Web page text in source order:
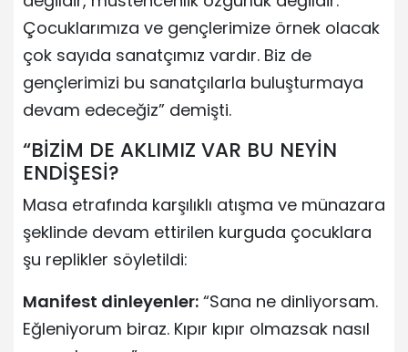
Çocuklarımıza ve gençlerimize örnek olacak
çok sayıda sanatçımız vardır. Biz de
gençlerimizi bu sanatçılarla buluşturmaya
devam edeceğiz” demişti.
“BİZİM DE AKLIMIZ VAR BU NEYİN
ENDİŞESİ?
Masa etrafında karşılıklı atışma ve münazara
şeklinde devam ettirilen kurguda çocuklara
şu replikler söyletildi:
Manifest dinleyenler: “Sana ne dinliyorsam.
Eğleniyorum biraz. Kıpır kıpır olmazsak nasıl